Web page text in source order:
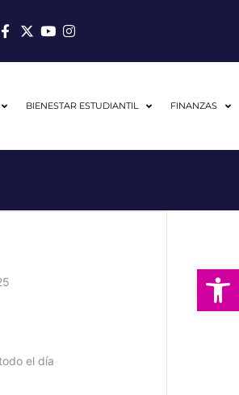
Abrir
BIENESTAR ESTUDIANTIL FINANZAS
el día